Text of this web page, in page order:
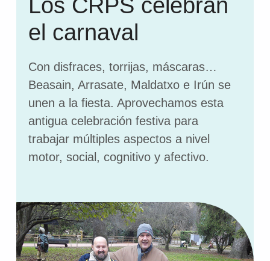
Los CRPS celebran
el carnaval
Con disfraces, torrijas, máscaras…
Beasain, Arrasate, Maldatxo e Irún se
unen a la fiesta. Aprovechamos esta
antigua celebración festiva para
trabajar múltiples aspectos a nivel
motor, social, cognitivo y afectivo.